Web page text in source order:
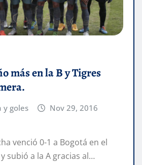
más en la B y Tigres
y goles
Nov 29, 2016
venció 0-1 a Bogotá en el
subió a la A gracias al…